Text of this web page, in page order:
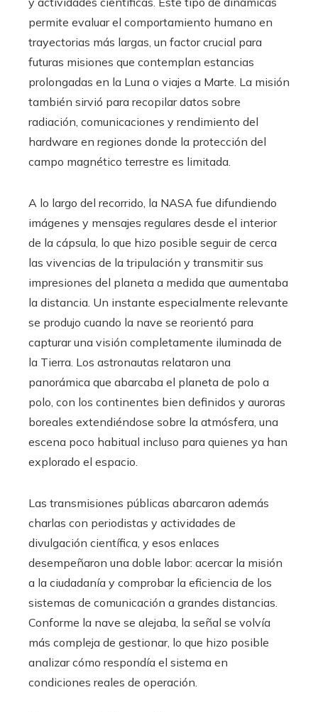
permite evaluar el comportamiento humano en
trayectorias más largas, un factor crucial para
futuras misiones que contemplan estancias
prolongadas en la Luna o viajes a Marte. La misión
también sirvió para recopilar datos sobre
radiación, comunicaciones y rendimiento del
hardware en regiones donde la protección del
campo magnético terrestre es limitada.
A lo largo del recorrido, la NASA fue difundiendo
imágenes y mensajes regulares desde el interior
de la cápsula, lo que hizo posible seguir de cerca
las vivencias de la tripulación y transmitir sus
impresiones del planeta a medida que aumentaba
la distancia. Un instante especialmente relevante
se produjo cuando la nave se reorientó para
capturar una visión completamente iluminada de
la Tierra. Los astronautas relataron una
panorámica que abarcaba el planeta de polo a
polo, con los continentes bien definidos y auroras
boreales extendiéndose sobre la atmósfera, una
escena poco habitual incluso para quienes ya han
explorado el espacio.
Las transmisiones públicas abarcaron además
charlas con periodistas y actividades de
divulgación científica, y esos enlaces
desempeñaron una doble labor: acercar la misión
a la ciudadanía y comprobar la eficiencia de los
sistemas de comunicación a grandes distancias.
Conforme la nave se alejaba, la señal se volvía
más compleja de gestionar, lo que hizo posible
analizar cómo respondía el sistema en
condiciones reales de operación.